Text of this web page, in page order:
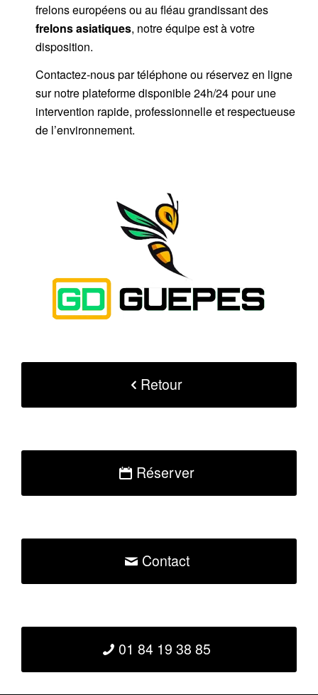
frelons européens ou au fléau grandissant des
frelons asiatiques, notre équipe est à votre
disposition.
Contactez-nous partéléphoneou réservez en ligne
sur notre plateforme disponible 24h/24pour une
intervention rapide, professionnelle et respectueuse
de l’environnement.
Retour
Réserver
Contact
01 84 19 38 85